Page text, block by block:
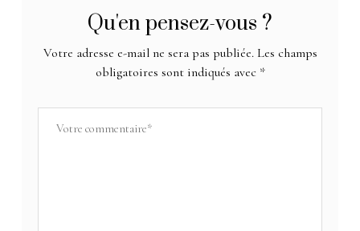
Qu'en pensez-vous ?
Votre adresse e-mail ne sera pas publiée. Les champs
obligatoires sont indiqués avec *